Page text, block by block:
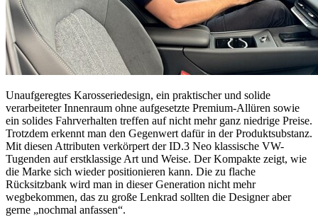
Unaufgeregtes Karosseriedesign, ein praktischer und solide
verarbeiteter Innenraum ohne aufgesetzte Premium-Allüren sowie
ein solides Fahrverhalten treffen auf nicht mehr ganz niedrige Preise.
Trotzdem erkennt man den Gegenwert dafür in der Produktsubstanz.
Mit diesen Attributen verkörpert der ID.3 Neo klassische VW-
Tugenden auf erstklassige Art und Weise. Der Kompakte zeigt, wie
die Marke sich wieder positionieren kann. Die zu flache
Rücksitzbank wird man in dieser Generation nicht mehr
wegbekommen, das zu große Lenkrad sollten die Designer aber
gerne „nochmal anfassen“.